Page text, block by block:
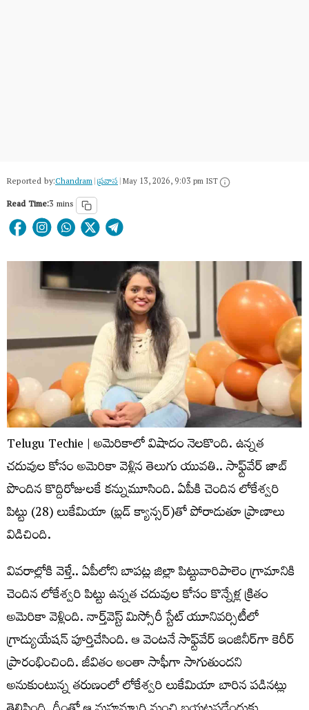
Reported by:Chandram|ప్రవాస|May 13, 2026, 9:03 pm IST
Read Time:3 mins
Telugu Techie | అమెరికాలో విషాదం నెలకొంది. ఉన్నత
చదువుల కోసం అమెరికా వెళ్లిన తెలుగు యువతి.. సాఫ్ట్‌వేర్ జాబ్
పొందిన కొద్దిరోజులకే కన్నుమూసింది. ఏపీకి చెందిన లోకేశ్వరి
పిట్టు (28) లుకేమియా (బ్లడ్ క్యాన్సర్‌)తో పోరాడుతూ ప్రాణాలు
విడిచింది.
వివరాల్లోకి వెళ్తే.. ఏపీలోని బాపట్ల జిల్లా పిట్టువారిపాలెం గ్రామానికి
చెందిన లోకేశ్వరి పిట్టు ఉన్నత చదువుల కోసం కొన్నేళ్ల క్రితం
అమెరికా వెళ్లింది. నార్త్‌వెస్ట్ మిస్సోరీ స్టేట్ యూనివర్సిటీలో
గ్రాడ్యుయేషన్ పూర్తిచేసింది. ఆ వెంటనే సాఫ్ట్‌వేర్ ఇంజినీర్‌గా కెరీర్
ప్రారంభించింది. జీవితం అంతా సాఫీగా సాగుతుందని
అనుకుంటున్న తరుణంలో లోకేశ్వరి లుకేమియా బారిన పడినట్లు